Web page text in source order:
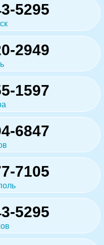
5295
2949
1597
6847
7105
5295